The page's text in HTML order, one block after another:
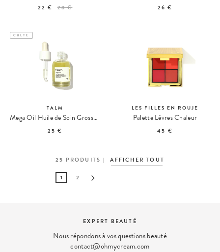
22 € 28 € 26 €
CULTE
TALM
Mega Oil Huile de Soin Grossesse & Post-Partum Format Voyage
25 €
LES FILLES EN ROUJE
Palette Lèvres Chaleur
45 €
25 PRODUITS AFFICHER TOUT
1 2
EXPERT BEAUTÉ
Nous répondons à vos questions beauté
contact@ohmycream.com